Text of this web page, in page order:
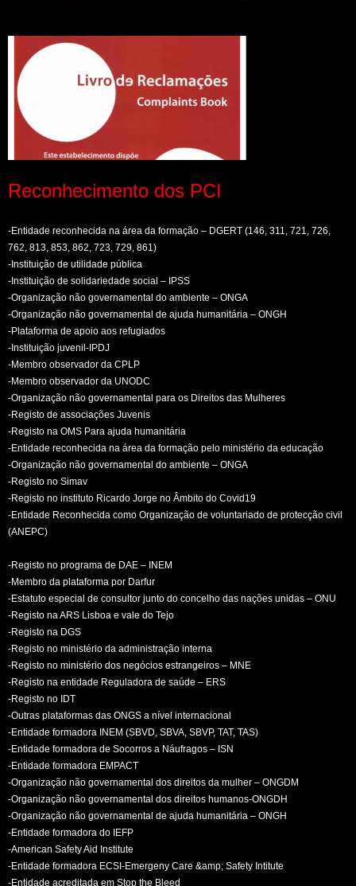
Reconhecimento dos PCI
-Entidade reconhecida na área da formação – DGERT (146, 311, 721, 726,
762, 813, 853, 862, 723, 729, 861)
-Instituição de utilidade pública
-Instituição de solidariedade social – IPSS
-Organização não governamental do ambiente – ONGA
-Organização não governamental de ajuda humanitária – ONGH
-Plataforma de apoio aos refugiados
-Instituição juvenil-IPDJ
-Membro observador da CPLP
-Membro observador da UNODC
-Organização não governamental para os Direitos das Mulheres
-Registo de associações Juvenis
-Registo na OMS Para ajuda humanitária
-Entidade reconhecida na área da formação pelo ministério da educação
-Organização não governamental do ambiente – ONGA
-Registo no Simav
-Registo no instituto Ricardo Jorge no Âmbito do Covid19
-Entidade Reconhecida como Organização de voluntariado de protecção civil
(ANEPC)
-Registo no programa de DAE – INEM
-Membro da plataforma por Darfur
-Estatuto especial de consultor junto do concelho das nações unidas – ONU
-Registo na ARS Lisboa e vale do Tejo
-Registo na DGS
-Registo no ministério da administração interna
-Registo no ministério dos negócios estrangeiros – MNE
-Registo na entidade Reguladora de saúde – ERS
-Registo no IDT
-Outras plataformas das ONGS a nível internacional
-Entidade formadora INEM (SBVD, SBVA, SBVP, TAT, TAS)
-Entidade formadora de Socorros a Náufragos – ISN
-Entidade formadora EMPACT
-Organização não governamental dos direitos da mulher – ONGDM
-Organização não governamental dos direitos humanos-ONGDH
-Organização não governamental de ajuda humanitária – ONGH
-Entidade formadora do IEFP
-American Safety Aid Institute
-Entidade formadora ECSI-Emergeny Care &amp; Safety Intitute
-Entidade acreditada em Stop the Bleed